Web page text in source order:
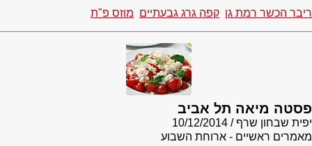
ריבר הכשר רמת גן קפה גרג גבעתיים מוזס פ"ת
פסטה מיאה תל אביב
יפית שבחון שרף
10/12/2014
מאמרים ראשיים - ארוחת השבוע